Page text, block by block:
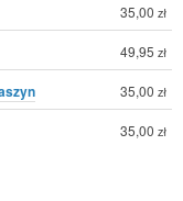
35,00 zł
49,95 zł
35,00 zł
35,00 zł